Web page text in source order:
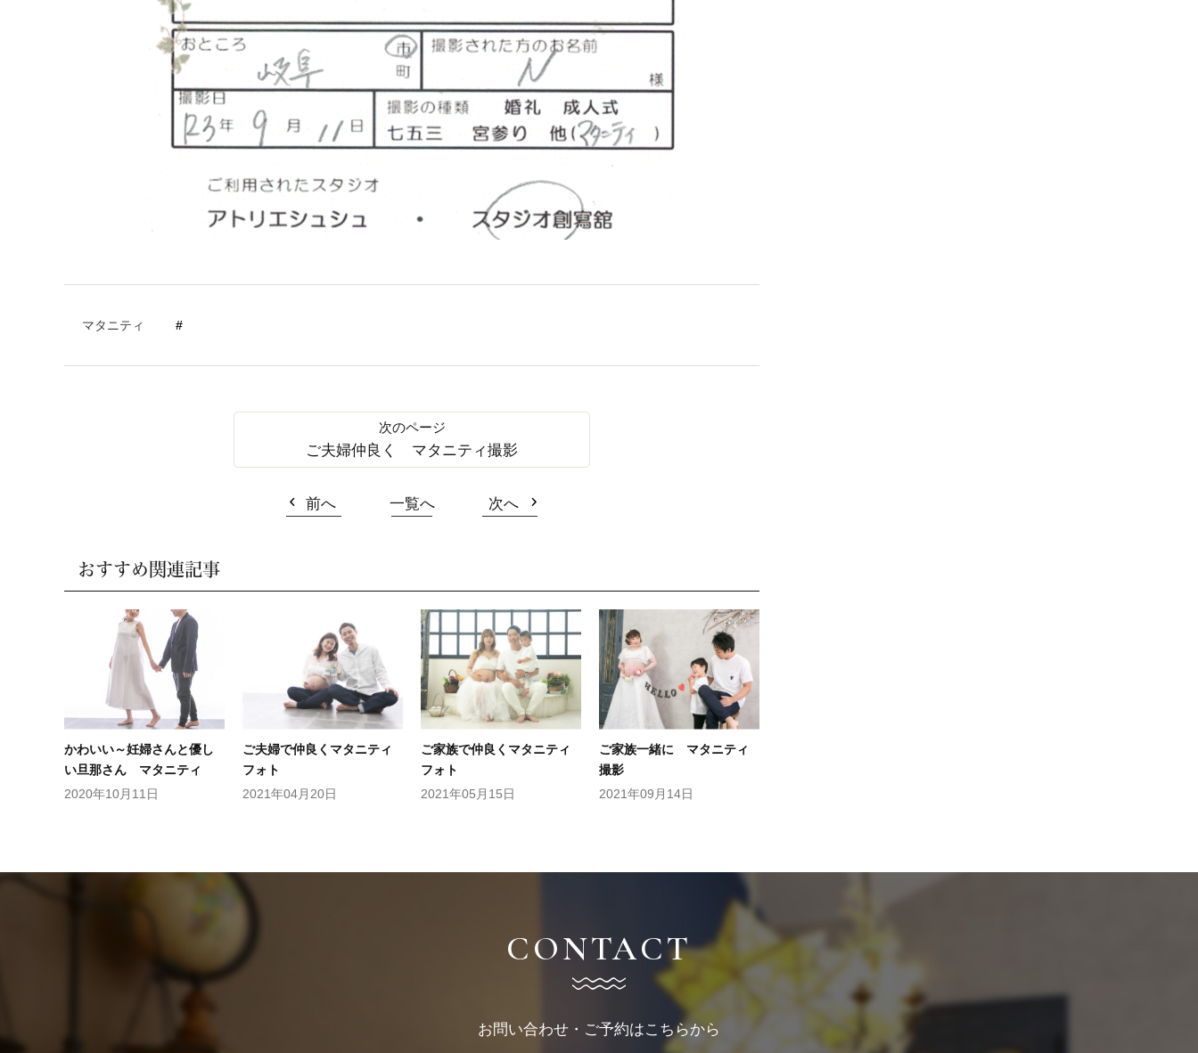
マタニティ
ご夫婦仲良く マタニティ撮影
前へ 一覧へ 次へ
おすすめ関連記事
かわいい～妊婦さんと優し
い旦那さん マタニティ
2020年10月11日
ご夫婦で仲良くマタニティ
フォト
2021年04月20日
ご家族で仲良くマタニティ
フォト
2021年05月15日
ご家族一緒に マタニティ
撮影
2021年09月14日
CONTACT
お問い合わせ・ご予約はこちらから